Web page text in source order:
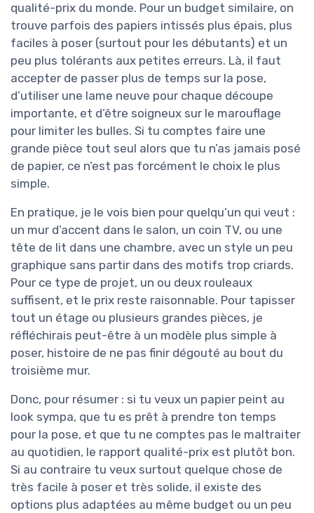
qualité-prix du monde. Pour un budget similaire, on
trouve parfois des papiers intissés plus épais, plus
faciles à poser (surtout pour les débutants) et un
peu plus tolérants aux petites erreurs. Là, il faut
accepter de passer plus de temps sur la pose,
d’utiliser une lame neuve pour chaque découpe
importante, et d’être soigneux sur le marouflage
pour limiter les bulles. Si tu comptes faire une
grande pièce tout seul alors que tu n’as jamais posé
de papier, ce n’est pas forcément le choix le plus
simple.
En pratique, je le vois bien pour quelqu’un qui veut :
un mur d’accent dans le salon, un coin TV, ou une
tête de lit dans une chambre, avec un style un peu
graphique sans partir dans des motifs trop criards.
Pour ce type de projet, un ou deux rouleaux
suffisent, et le prix reste raisonnable. Pour tapisser
tout un étage ou plusieurs grandes pièces, je
réfléchirais peut-être à un modèle plus simple à
poser, histoire de ne pas finir dégouté au bout du
troisième mur.
Donc, pour résumer : si tu veux un papier peint au
look sympa, que tu es prêt à prendre ton temps
pour la pose, et que tu ne comptes pas le maltraiter
au quotidien, le rapport qualité-prix est plutôt bon.
Si au contraire tu veux surtout quelque chose de
très facile à poser et très solide, il existe des
options plus adaptées au même budget ou un peu